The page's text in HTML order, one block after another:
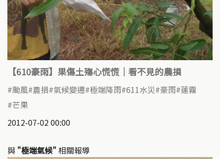
【610豪雨】果傷土殤心慌慌｜看不見的農損
颱風 農損 氣候變遷 極端降雨 611水災 豪雨 蓮霧
芒果
2012-07-02 00:00
與 "極端氣候" 相關報導